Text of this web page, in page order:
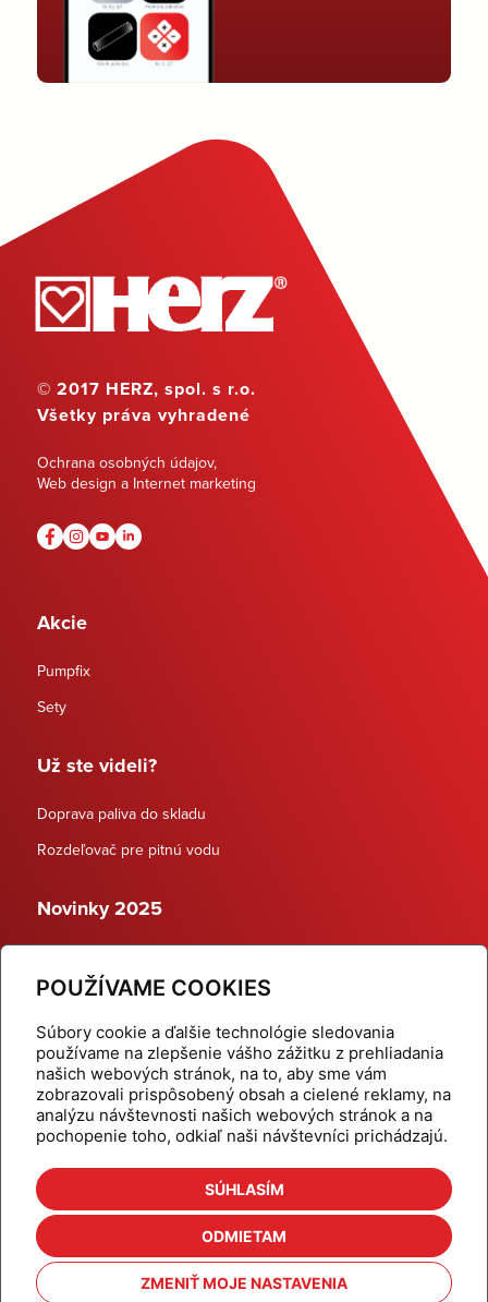
POUŽÍVAME COOKIES
Súbory cookie a ďalšie technológie sledovania
používame na zlepšenie vášho zážitku z prehliadania
našich webových stránok, na to, aby sme vám
zobrazovali prispôsobený obsah a cielené reklamy, na
analýzu návštevnosti našich webových stránok a na
pochopenie toho, odkiaľ naši návštevníci prichádzajú.
SÚHLASÍM
ODMIETAM
ZMENIŤ MOJE NASTAVENIA
© 2017 HERZ, spol. s r.o.
Všetky práva vyhradené
Ochrana osobných údajov,
Web design a Internet marketing
Akcie
Pumpfix
Sety
Už ste videli?
Doprava paliva do skladu
Rozdeľovač pre pitnú vodu
Novinky 2025
Dynamické termostatické ventily
Domov
Produkty
Aktuality
Odber šikovné tipy
Kalkulačky
Cenníky
Na stiahnutie
Referencie
Kontakt